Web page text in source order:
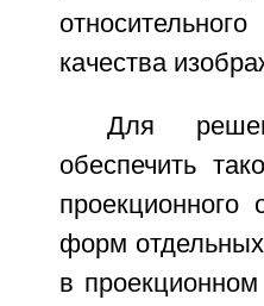
качества
Для
обеспечить
форм
в